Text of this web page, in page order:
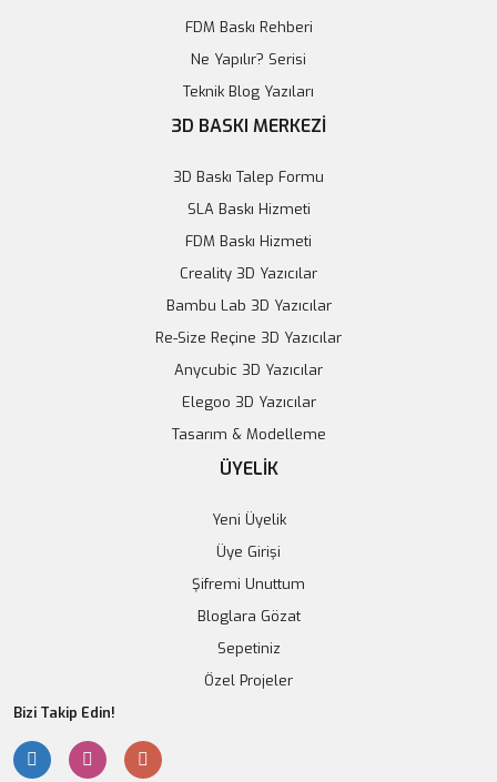
KMB-A004 Kablosuz Şarj Modülü
1.244,53 TL
FDM Baskı Rehberi
Ne Yapılır? Serisi
Teknik Blog Yazıları
3D BASKI MERKEZİ
3D Baskı Talep Formu
SLA Baskı Hizmeti
FDM Baskı Hizmeti
Creality 3D Yazıcılar
Bambu Lab 3D Yazıcılar
Re-Size Reçine 3D Yazıcılar
Anycubic 3D Yazıcılar
Elegoo 3D Yazıcılar
Tasarım & Modelleme
ÜYELİK
Yeni Üyelik
Üye Girişi
Şifremi Unuttum
Bloglara Gözat
Sepetiniz
Özel Projeler
Bizi Takip Edin!